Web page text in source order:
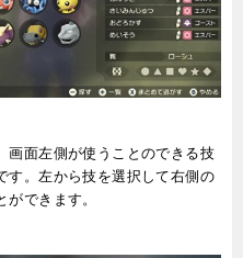
画面左側が使うことのできる技
す。左から技を選択して右側の
できます。